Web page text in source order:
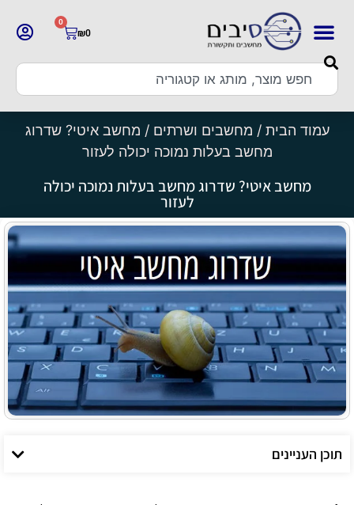
₪0
0
עמוד הבית / מחשבים ושרתים / מחשב איטי? שדרוג
מחשב בעלות נמוכה יכולה לעזור
מחשב איטי? שדרוג מחשב בעלות נמוכה יכולה
לעזור
תוכן העניינים